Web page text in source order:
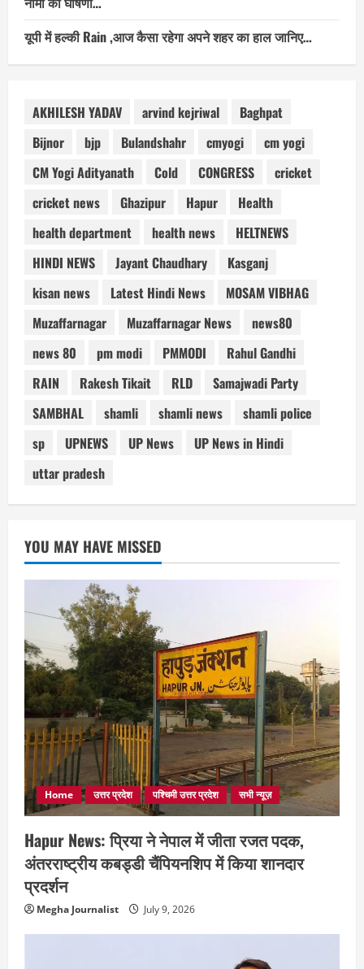
यूपी में हल्की Rain ,आज कैसा रहेगा अपने शहर का हाल जानिए…
AKHILESH YADAV arvind kejriwal
Baghpat
Bijnor
bjp Bulandshahr cmyogi
cm yogi
CM Yogi Adityanath
Cold CONGRESS
cricket
cricket news
Ghazipur Hapur
Health
health department
health news
HELTNEWS
HINDI NEWS
Jayant Chaudhary
Kasganj
kisan news
Latest Hindi News
MOSAM VIBHAG
Muzaffarnagar
Muzaffarnagar News
news80
news 80
pm modi PMMODI
Rahul Gandhi
RAIN
Rakesh Tikait RLD
Samajwadi Party
SAMBHAL
shamli shamli news
shamli police
sp
UPNEWS UP News
UP News in Hindi
uttar pradesh
YOU MAY HAVE MISSED
Home उत्तर प्रदेश पश्चिमी उत्तर प्रदेश सभी न्यूज़
Hapur News: प्रिया ने नेपाल में जीता रजत पदक,
अंतरराष्ट्रीय कबड्डी चैंपियनशिप में किया शानदार
प्रदर्शन
Megha Journalist July 9, 2026